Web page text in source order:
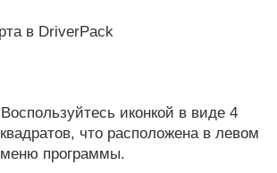
Воспользуйтесь иконкой в виде 4
квадратов, что расположена в левом
меню программы.